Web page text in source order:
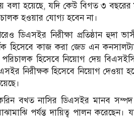
বলা হয়েছে, যদি কেউ বিগত ৩ বছরের
হওয়ার যোগ্য হবেন না।
ডিএসইর নিরীক্ষা প্রতিষ্ঠান হুদা
হিসেবে কাজ করা জেড এন
পরিচালক হিসেবে নিয়োগ দেয়
নিরীক্ষক হিসেবে নিয়োগ দেওয়া
বখ্ত নাসির ডিএসইর মানব সম্পদ
পর্যন্ত দায়িত্ব পালন